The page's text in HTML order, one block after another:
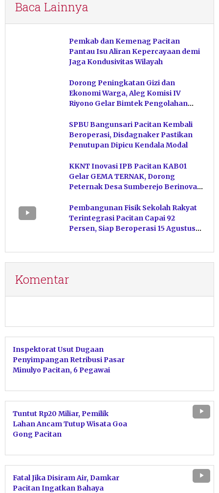
Baca Lainnya
Pemkab dan Kemenag Pacitan
Pantau Isu Aliran Kepercayaan demi
Jaga Kondusivitas Wilayah
Dorong Peningkatan Gizi dan
Ekonomi Warga, Aleg Komisi IV
Riyono Gelar Bimtek Pengolahan
SPBU Bangunsari Pacitan Kembali
Beroperasi, Disdagnaker Pastikan
Penutupan Dipicu Kendala Modal
KKNT Inovasi IPB Pacitan KAB01
Gelar GEMA TERNAK, Dorong
Peternak Desa Sumberejo Berinovasi
Pembangunan Fisik Sekolah Rakyat
Terintegrasi Pacitan Capai 92
Persen, Siap Beroperasi 15 Agustus
Komentar
Inspektorat Usut Dugaan
Penyimpangan Retribusi Pasar
Minulyo Pacitan, 6 Pegawai
Tuntut Rp20 Miliar, Pemilik
Lahan Ancam Tutup Wisata Goa
Gong Pacitan
Fatal Jika Disiram Air, Damkar
Pacitan Ingatkan Bahaya